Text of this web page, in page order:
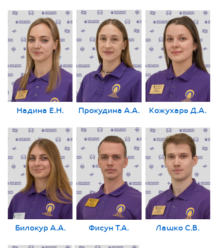
Надина Е.Н. Прокудина А.А. Кожухарь Д.А.
Билокур А.А. Фисун Т.А. Лашко С.В.